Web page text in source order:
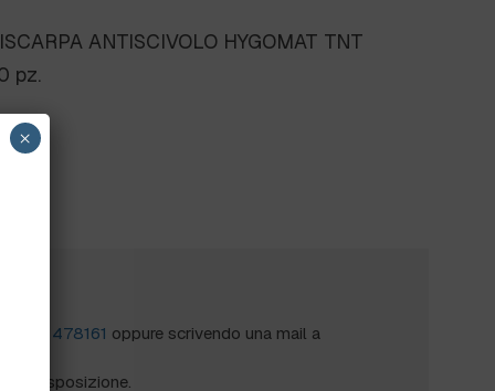
ANTISCIVOLO HYGOMAT TNT
pz.
0172 478161 oppure scrivendo una mail a
a disposizione.
×